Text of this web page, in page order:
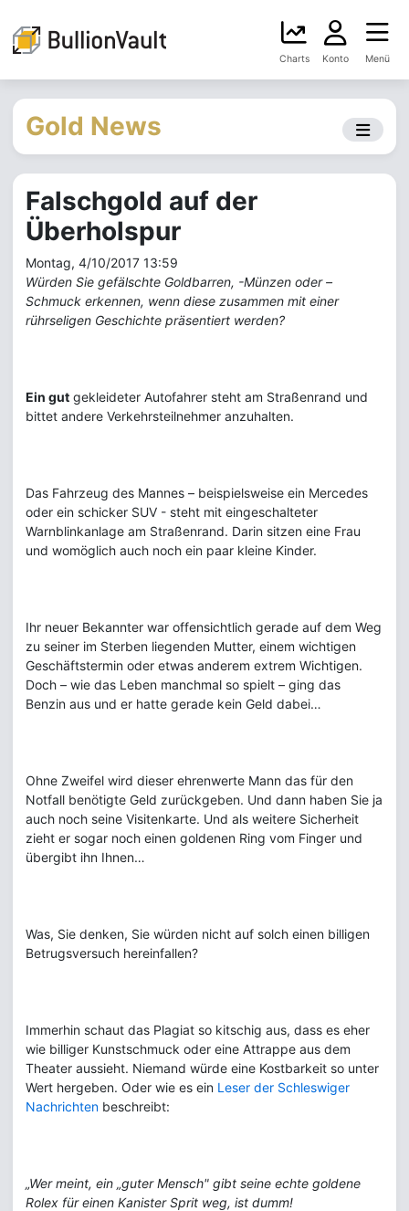
Charts Konto Menü
Gold News
Falschgold auf der
Überholspur
Montag, 4/10/2017 13:59
Würden Sie gefälschte Goldbarren, -Münzen oder –
Schmuck erkennen, wenn diese zusammen mit einer
rührseligen Geschichte präsentiert werden?
Ein gut gekleideter Autofahrer steht am Straßenrand und
bittet andere Verkehrsteilnehmer anzuhalten.
Das Fahrzeug des Mannes – beispielsweise ein Mercedes
oder ein schicker SUV - steht mit eingeschalteter
Warnblinkanlage am Straßenrand. Darin sitzen eine Frau
und womöglich auch noch ein paar kleine Kinder.
Ihr neuer Bekannter war offensichtlich gerade auf dem Weg
zu seiner im Sterben liegenden Mutter, einem wichtigen
Geschäftstermin oder etwas anderem extrem Wichtigen.
Doch – wie das Leben manchmal so spielt – ging das
Benzin aus und er hatte gerade kein Geld dabei…
Ohne Zweifel wird dieser ehrenwerte Mann das für den
Notfall benötigte Geld zurückgeben. Und dann haben Sie ja
auch noch seine Visitenkarte. Und als weitere Sicherheit
zieht er sogar noch einen goldenen Ring vom Finger und
übergibt ihn Ihnen…
Was, Sie denken, Sie würden nicht auf solch einen billigen
Betrugsversuch hereinfallen?
Immerhin schaut das Plagiat so kitschig aus, dass es eher
wie billiger Kunstschmuck oder eine Attrappe aus dem
Theater aussieht. Niemand würde eine Kostbarkeit so unter
Wert hergeben. Oder wie es ein Leser der Schleswiger
Nachrichten beschreibt:
„Wer meint, ein „guter Mensch" gibt seine echte goldene
Rolex für einen Kanister Sprit weg, ist dumm!